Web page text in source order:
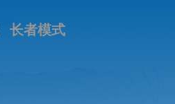
长者模式